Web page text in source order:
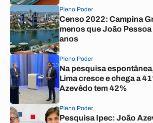
Pleno Poder
Censo 2022: Campina
menos que João
anos
Pleno Poder
Na pesquisa
Lima cresce e chega a
Azevêdo tem 42%
Pleno Poder
Pesquisa Ipec: João